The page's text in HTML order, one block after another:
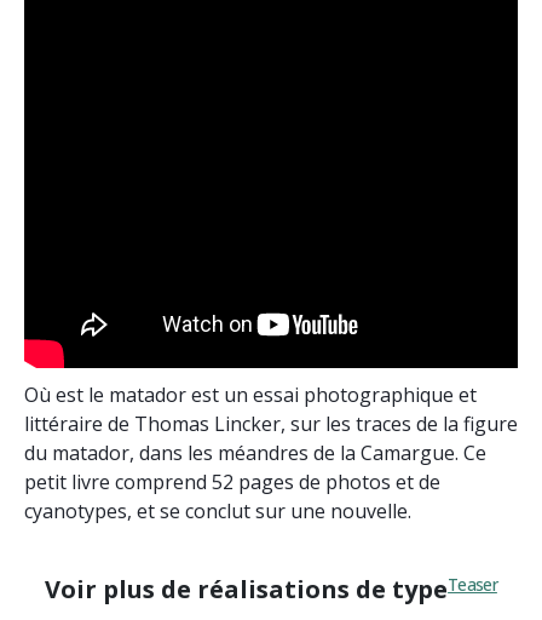
Où est le matador est un essai photographique et
littéraire de Thomas Lincker, sur les traces de la figure
du matador, dans les méandres de la Camargue. Ce
petit livre comprend 52 pages de photos et de
cyanotypes, et se conclut sur une nouvelle.
Voir plus de réalisations de typeTeaser